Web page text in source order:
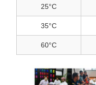
25°C
35°C
60°C